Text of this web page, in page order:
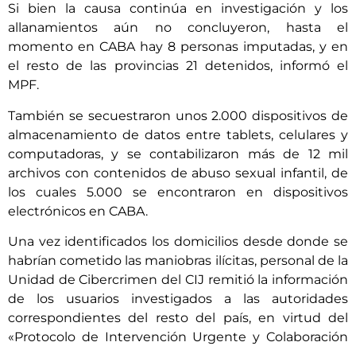
Si bien la causa continúa en investigación y los
allanamientos aún no concluyeron, hasta el
momento en CABA hay 8 personas imputadas, y en
el resto de las provincias 21 detenidos, informó el
MPF.
También se secuestraron unos 2.000 dispositivos de
almacenamiento de datos entre tablets, celulares y
computadoras, y se contabilizaron más de 12 mil
archivos con contenidos de abuso sexual infantil, de
los cuales 5.000 se encontraron en dispositivos
electrónicos en CABA.
Una vez identificados los domicilios desde donde se
habrían cometido las maniobras ilícitas, personal de la
Unidad de Cibercrimen del CIJ remitió la información
de los usuarios investigados a las autoridades
correspondientes del resto del país, en virtud del
«Protocolo de Intervención Urgente y Colaboración